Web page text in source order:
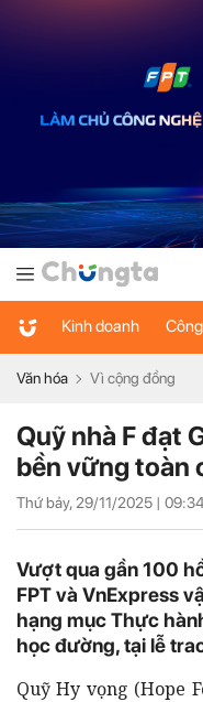
Kinh doanh
Văn hóa Vì cộng đồng
Quỹ nhà F đạt
bền vững toàn
Thứ bảy, 29/11/2025 | 09:34
Vượt qua gần 100
FPT và VnExpress
hạng mục Thực
học đường, tại lễ
Quỹ Hy vọng (Hope